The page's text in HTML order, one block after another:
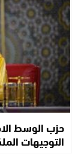
حزب الوسط
التوجيهات